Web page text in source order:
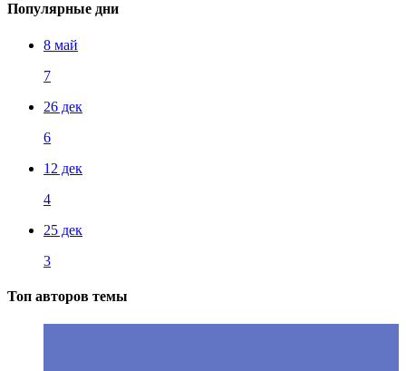
Популярные дни
8 май
7
26 дек
6
12 дек
4
25 дек
3
Топ авторов темы